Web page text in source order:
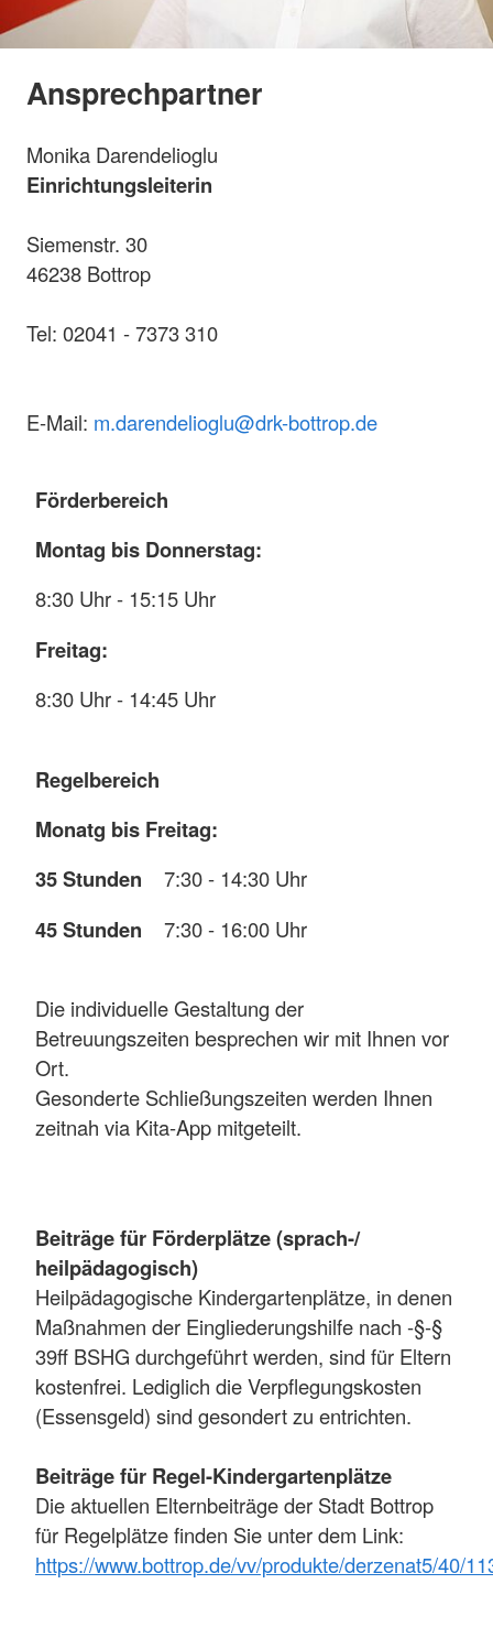
Ansprechpartner
Monika Darendelioglu
Einrichtungsleiterin
Siemenstr. 30
46238 Bottrop
Tel: 02041 - 7373 310
E-Mail: m.darendelioglu@drk-bottrop.de
Förderbereich
Montag bis Donnerstag:
8:30 Uhr - 15:15 Uhr
Freitag:
8:30 Uhr - 14:45 Uhr
Regelbereich
Monatg bis Freitag:
35 Stunden 7:30 - 14:30 Uhr
45 Stunden 7:30 - 16:00 Uhr
Die individuelle Gestaltung der
Betreuungszeiten besprechen wir mit Ihnen vor
Ort.
Gesonderte Schließungszeiten werden Ihnen
zeitnah via Kita-App mitgeteilt.
Beiträge für Förderplätze (sprach-/
heilpädagogisch)
Heilpädagogische Kindergartenplätze, in denen
Maßnahmen der Eingliederungshilfe nach -§-§
39ff BSHG durchgeführt werden, sind für Eltern
kostenfrei. Lediglich die Verpflegungskosten
(Essensgeld) sind gesondert zu entrichten.
Beiträge für Regel-Kindergartenplätze
Die aktuellen Elternbeiträge der Stadt Bottrop
für Regelplätze finden Sie unter dem Link:
https://www.bottrop.de/vv/produkte/derzenat5/40/